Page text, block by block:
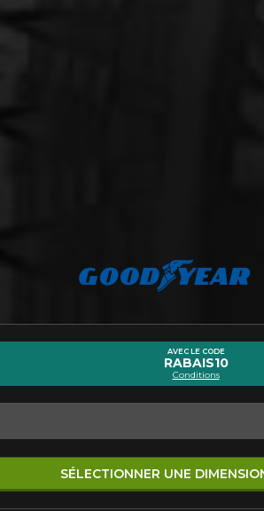
AVEC LE CODE
RABAIS10
Conditions
SÉLECTIONNER UNE